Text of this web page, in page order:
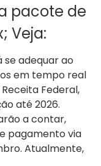
pacote de
Veja:
se adequar ao
em tempo real
Federal,
até 2026.
a contar,
pagamento via
Atualmente,